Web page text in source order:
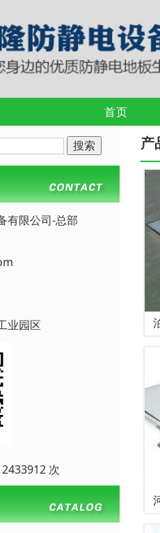
首页
有限公司-总部
业园区
次
产